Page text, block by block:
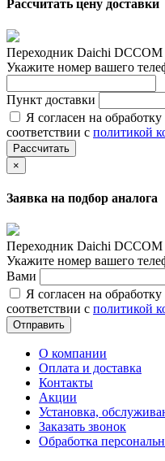
Рассчитать цену доставки
Переходник Daichi
Укажите номер вашего
Пункт доставки
Я согласен на
соответствии с политикой
Рассчитать
×
Заявка на подбор аналога
Переходник Daichi
Укажите номер вашего
Вами
Я согласен на
соответствии с политикой
Отправить
О компании
Оплата и доставка
Контакты
Акции
Установка,
Заказать звонок
Обработка